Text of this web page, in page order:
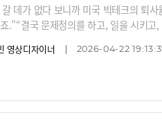
데가 없다 보니까 미국 빅테크의 퇴
.”“결국 문제정의를 하고, 일을 시키고
서 개발자들은 어떻게 커리어를 만들
영상디자이너 2026-04-22